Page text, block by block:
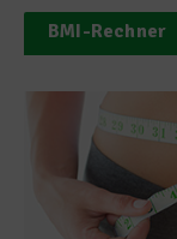
BMI-Rechner